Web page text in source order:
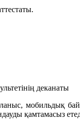
деканаты
мобильдық
қамтамасыз